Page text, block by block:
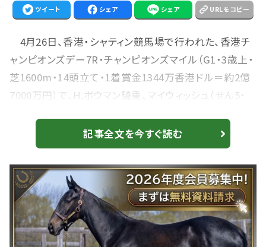
ツイート シェア シェア URLをコピー
4月26日、香港・シャティン競馬場で行われた、香港チ
ャンピオンズデー7R・チャンピオンズマイル（G1・3歳上・
芝1600m・14頭立て・1着賞金1344万香港ドル＝約2億
7000万円）で、H.ボウマン騎乗、マイウィッシュ（せん5・
K.ルイ）、3着にドックランズ（牡6・H.ユースタス）が入っ
た。勝ちタイムは1:32.37（良）。 日本馬、J.モレイラ騎
乗のシュトラウス（牡5・美浦・武井亮）は12着、川田将雅
騎乗のジャンタルマンタル（牡5・栗東・高野...
記事全文を今すぐ読む